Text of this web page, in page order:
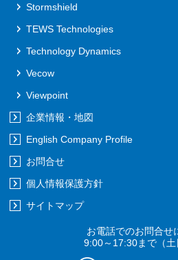
Stormshield
TEWS Technologies
Technology Dynamics
Vecow
Viewpoint
企業情報・地図
English Company Profile
お問合せ
個人情報保護方針
サイトマップ
お電話でのお問合せ
9:00～17:30まで （